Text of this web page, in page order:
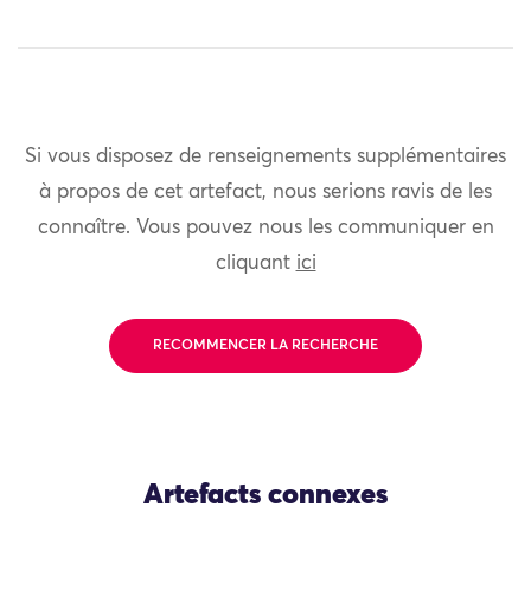
Si vous disposez de renseignements supplémentaires
à propos de cet artefact, nous serions ravis de les
connaître. Vous pouvez nous les communiquer en
cliquant ici
RECOMMENCER LA RECHERCHE
Artefacts connexes